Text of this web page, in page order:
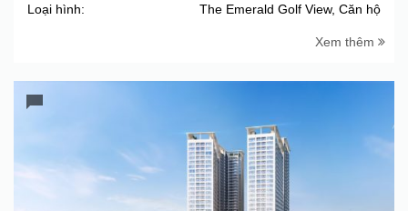
Loại hình: The Emerald Golf View, Căn hộ
Xem thêm